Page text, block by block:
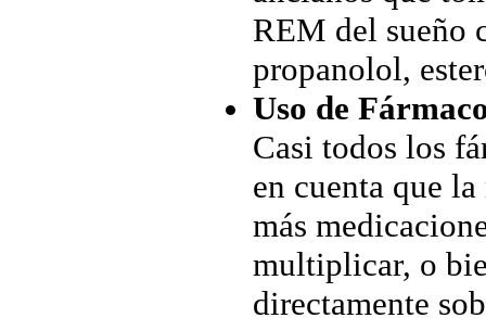
REM del sueño
propanolol,
Uso de
Casi todos los
en cuenta que
más
multiplicar, o
directamente